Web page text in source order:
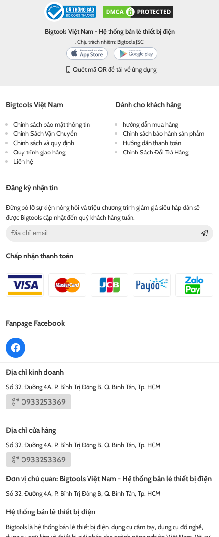
Bigtools Việt Nam - Hệ thống bán lẻ thiết bị điện
. Chịu trách nhiệm: Bigtools JSC
Quét mã QR để tải về ứng dụng
Bigtools Việt Nam
Chính sách bảo mật thông tin
Chính Sách Vận Chuyển
Chính sách và quy định
Quy trình giao hàng
Liên hệ
Dành cho khách hàng
hướng dẫn mua hàng
Chính sách bảo hành sản phẩm
Hướng dẫn thanh toán
Chính Sách Đổi Trả Hàng
Đăng ký nhận tin
Đừng bỏ lỡ sự kiện nóng hổi và triệu chương trình giảm giá siêu hấp dẫn sẽ
được Bigtools cập nhật đến quý khách hàng tuần.
Chấp nhận thanh toán
Fanpage Facebook
Địa chỉ kinh doanh
Số 32, Đường 4A, P. Bình Trị Đông B, Q. Bình Tân, Tp. HCM
0933253369
Địa chỉ cửa hàng
Số 32, Đường 4A, P. Bình Trị Đông B, Q. Bình Tân, Tp. HCM
0933253369
Đơn vị chủ quản: Bigtools Việt Nam - Hệ thống bán lẻ thiết bị điện
Số 32, Đường 4A, P. Bình Trị Đông B, Q. Bình Tân, Tp. HCM
Hệ thống bán lẻ thiết bị điện
Bigtools là hệ thống bán lẻ thiết bị điện, dụng cụ cầm tay, dụng cụ đồ nghề,